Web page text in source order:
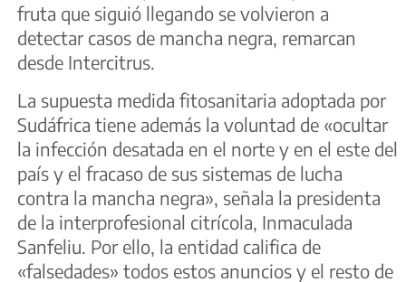
fruta que siguió llegando se volvieron a
detectar casos de mancha negra, remarcan
desde Intercitrus.
La supuesta medida fitosanitaria adoptada por
Sudáfrica tiene además la voluntad de «ocultar
la infección desatada en el norte y en el este del
país y el fracaso de sus sistemas de lucha
contra la mancha negra», señala la presidenta
de la interprofesional citrícola, Inmaculada
Sanfeliu. Por ello, la entidad califica de
«falsedades» todos estos anuncios y el resto de